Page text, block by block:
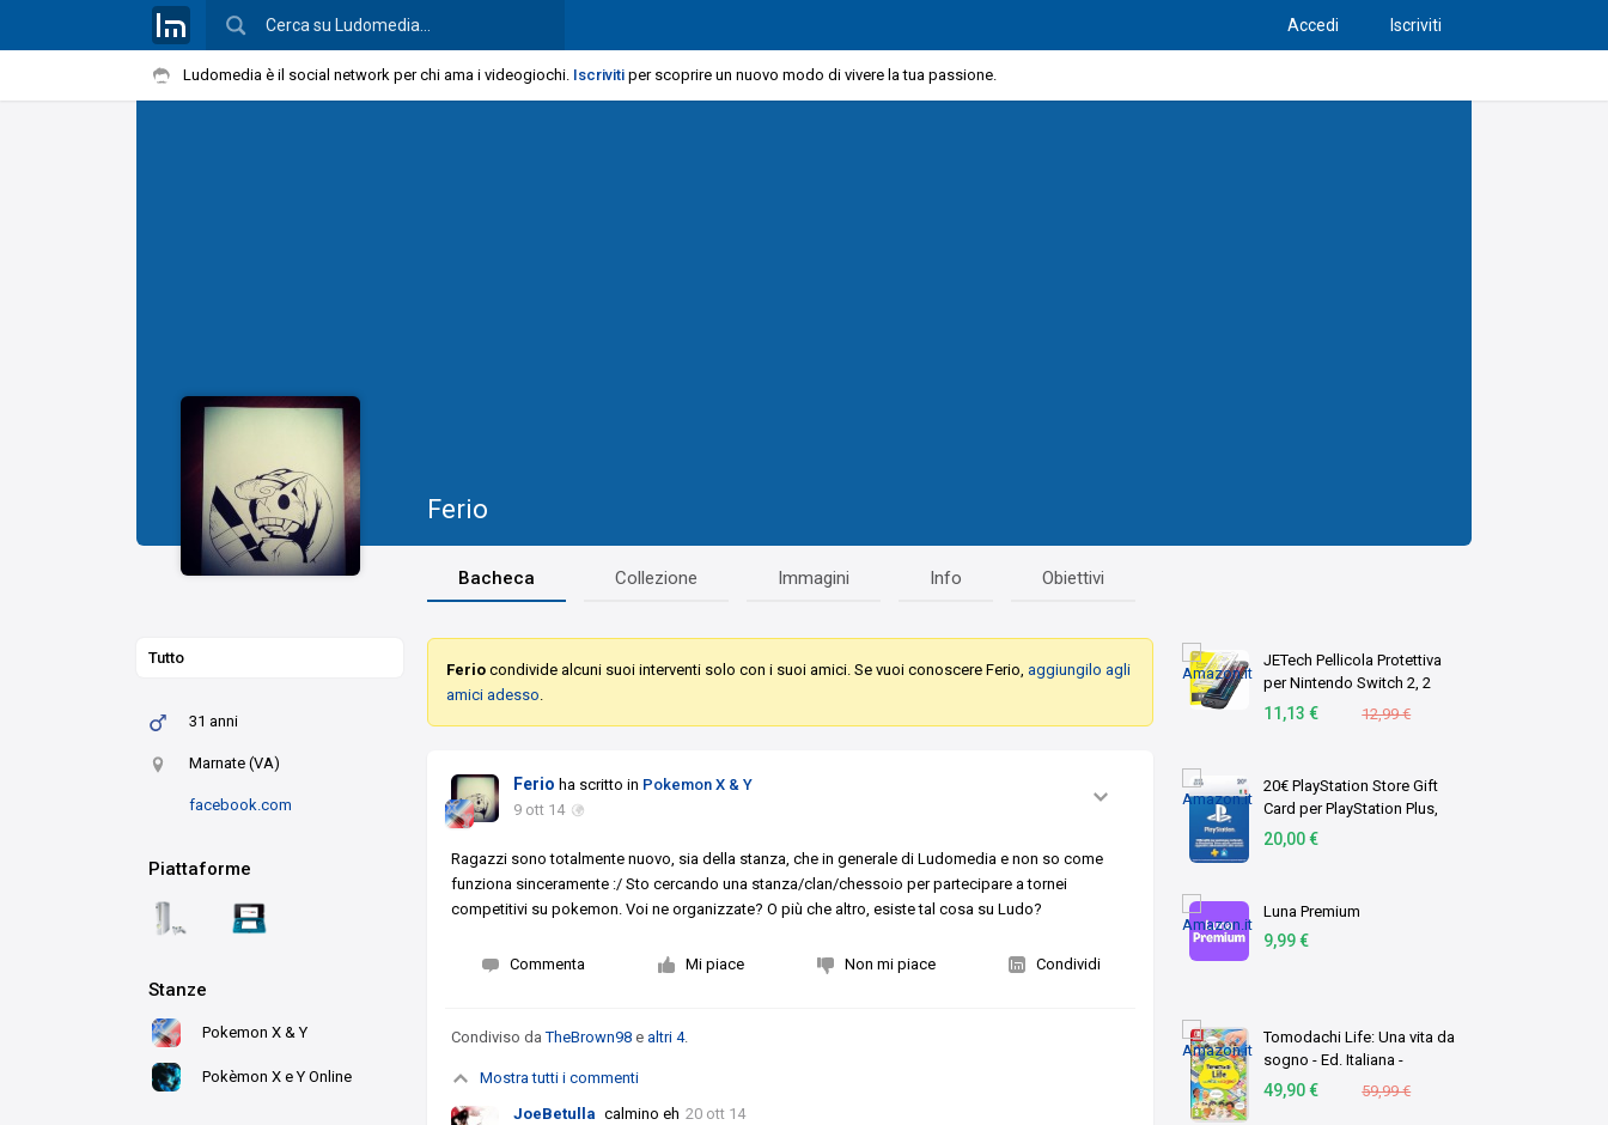
Accedi Iscriviti
Ludomedia è il social network per chi ama i videogiochi. Iscriviti per scoprire un nuovo modo di vivere la tua passione.
Ferio
Bacheca Collezione Immagini Info Obiettivi
Tutto
31 anni
Marnate (VA)
facebook.com
Piattaforme
Stanze
Pokemon X & Y
Pokèmon X e Y Online
JETech Pellicola Protettiva
per Nintendo Switch 2, 2
Pezzi
11,13 € 12,99 €
20€ PlayStation Store Gift
Card per PlayStation Plus,
Account italiano [Codice per
20,00 €
Luna Premium
9,99 €
Tomodachi Life: Una vita da
sogno - Ed. Italiana -
Versione su scheda
49,90 € 59,99 €
Ferio condivide alcuni suoi interventi solo con i suoi amici. Se vuoi conoscere Ferio,aggiungilo agli
amici adesso
Ferio ha scritto in Pokemon X & Y
9 ott 14
Ragazzi sono totalmente nuovo, sia della stanza, che in generale di Ludomedia e non so come
funziona sinceramente :/ Sto cercando una stanza/clan/chessoio per partecipare a tornei
competitivi su pokemon. Voi ne organizzate? O più che altro, esiste tal cosa su Ludo?
Commenta Mi piace Non mi piace Condividi
Condiviso daTheBrown98 ealtri 4.
Mostra tutti i commenti
JoeBetulla calmino eh 20 ott 14